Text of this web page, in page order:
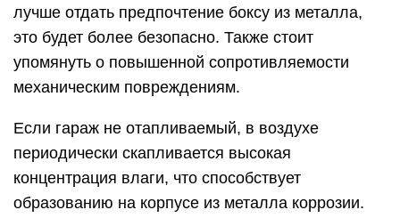
лучше отдать предпочтение боксу из металла,
это будет более безопасно. Также стоит
упомянуть о повышенной сопротивляемости
механическим повреждениям.
Если гараж не отапливаемый, в воздухе
периодически скапливается высокая
концентрация влаги, что способствует
образованию на корпусе из металла коррозии.